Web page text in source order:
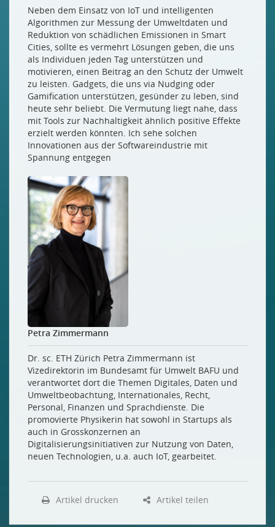
Neben dem Einsatz von IoT und intelligenten
Algorithmen zur Messung der Umweltdaten und
Reduktion von schädlichen Emissionen in Smart
Cities, sollte es vermehrt Lösungen geben, die uns
als Individuen jeden Tag unterstützen und
motivieren, einen Beitrag an den Schutz der Umwelt
zu leisten. Gadgets, die uns via Nudging oder
Gamification unterstützen, gesünder zu leben, sind
heute sehr beliebt. Die Vermutung liegt nahe, dass
mit Tools zur Nachhaltigkeit ähnlich positive Effekte
erzielt werden könnten. Ich sehe solchen
Innovationen aus der Softwareindustrie mit
Spannung entgegen
Petra Zimmermann
Dr. sc. ETH Zürich Petra Zimmermann ist
Vizedirektorin im Bundesamt für Umwelt BAFU und
verantwortet dort die Themen Digitales, Daten und
Umweltbeobachtung, Internationales, Recht,
Personal, Finanzen und Sprachdienste. Die
promovierte Physikerin hat sowohl in Startups als
auch in Grosskonzernen an
Digitalisierungsinitiativen zur Nutzung von Daten,
neuen Technologien, u.a. auch IoT, gearbeitet.
Artikel drucken Artikel teilen